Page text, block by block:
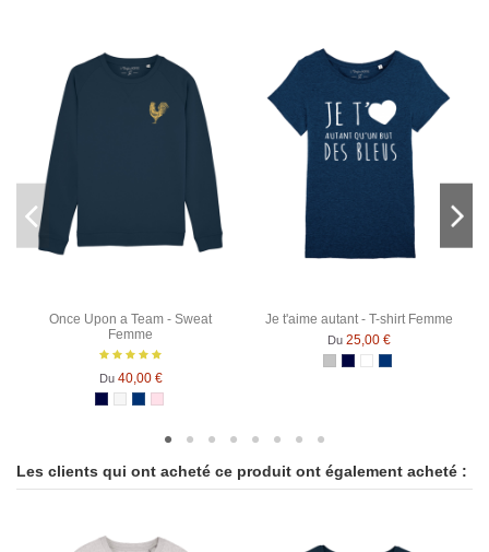
Once Upon a Team - Sweat
Femme
Du 40,00 €
Bleu Marine
Blanc chiné
Bleu Marine Chiné
Rose Chiné
Je t'aime autant - T-shirt Femme
Du 25,00 €
Gris Chiné
Bleu Marine
BlancBleu Marine
Les clients qui ont acheté ce produit ont également acheté :